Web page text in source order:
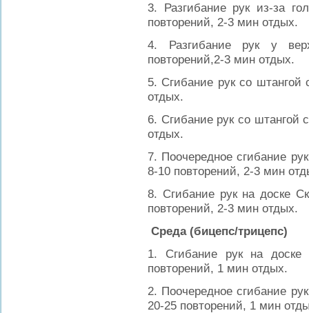
3. Разгибание рук из-за
повторений, 2-3 мин отдых.
4. Разгибание рук у
повторений,2-3 мин отдых.
5. Сгибание рук со
отдых.
6. Сгибание рук со штангой
отдых.
7. Поочередное сгибание
8-10 повторений, 2-3 мин
8. Сгибание рук на доске
повторений, 2-3 мин отдых.
Среда (бицепс/трицепс)
1. Сгибание рук на
повторений, 1 мин отдых.
2. Поочередное сгибание
20-25 повторений, 1 мин